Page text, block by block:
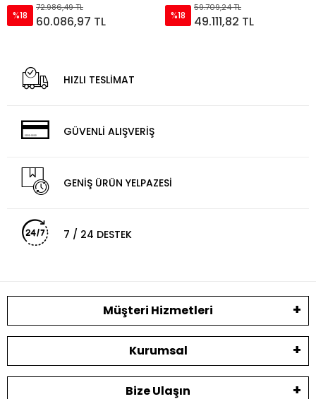
%18
72.986,49 TL
60.086,97 TL %18
59.709,24 TL
49.111,82 TL
HIZLI TESLİMAT
GÜVENLİ ALIŞVERİŞ
GENİŞ ÜRÜN YELPAZESİ
7 / 24 DESTEK
Müşteri Hizmetleri
Kurumsal
Bize Ulaşın